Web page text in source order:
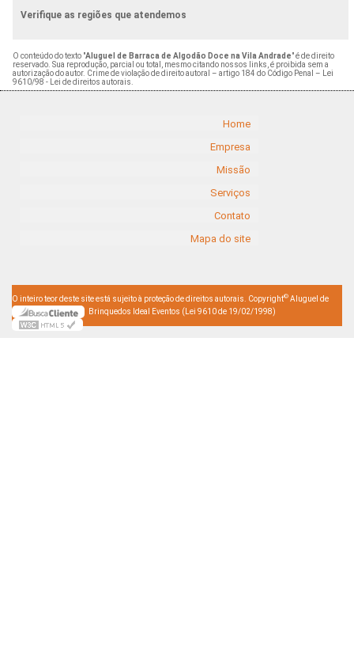
Verifique as regiões que atendemos
O conteúdo do texto "Aluguel de Barraca de Algodão Doce na Vila Andrade" é de direito
reservado. Sua reprodução, parcial ou total, mesmo citando nossos links, é proibida sem a
autorização do autor. Crime de violação de direito autoral – artigo 184 do Código Penal – Lei
9610/98 - Lei de direitos autorais.
Home
Empresa
Missão
Serviços
Contato
Mapa do site
O inteiro teor deste site está sujeito à proteção de direitos autorais. Copyright© Aluguel de
Brinquedos Ideal Eventos (Lei 9610 de 19/02/1998)